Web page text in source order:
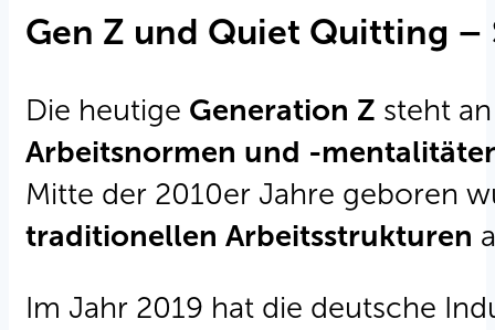
Gen Z und Quiet Quitting
Die heutige Generation Z steht
Arbeitsnormen und -
Mitte der 2010er Jahre geboren
traditionellen Arbeitsstrukturen
Im Jahr 2019 hat die deutsche